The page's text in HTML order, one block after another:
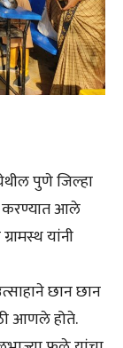
पुणे जिल्हा
करण्यात आले
यांनी
छान छान
आणले होते.